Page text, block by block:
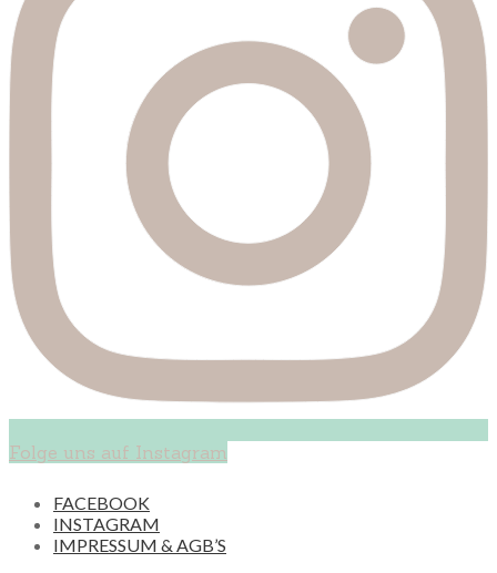
Folge uns auf Instagram
FACEBOOK
INSTAGRAM
IMPRESSUM & AGB’S